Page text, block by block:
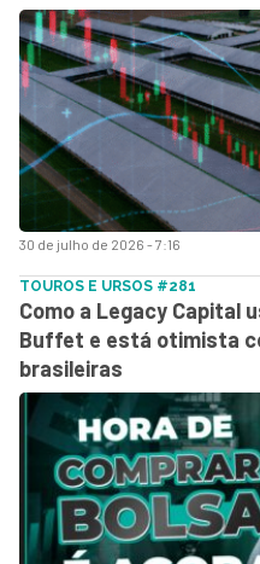
30 de julho de 2026 - 7:16
TOUROS E URSOS #281
Como a Legacy Capital
Buffet e está otimista
brasileiras